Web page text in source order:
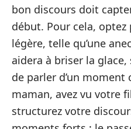
bon discours doit
début. Pour cela,
légère, telle qu’une
aidera à briser la glace,
de parler d’un
maman, avez vu votre
structurez votre